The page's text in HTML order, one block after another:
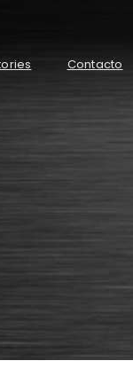
Contacto